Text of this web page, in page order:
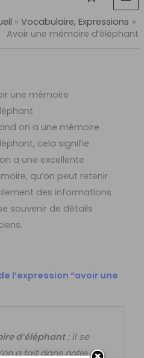
Vocabulaire, Expressions
Avoir une mémoire d’éléphant
une mémoire
on a une mémoire
cela signifie
a une excellente
qu’on peut retenir
des informations
souvenir de détails
l’expression “avoir une
d’éléphant: il se
a fait dans notre